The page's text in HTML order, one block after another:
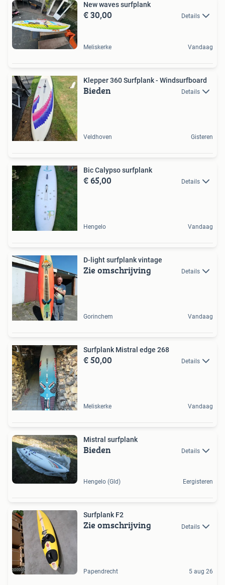
New waves surfplank
€ 30,00 Details
Meliskerke Vandaag
Klepper 360 Surfplank - Windsurfboard
Bieden Details
Veldhoven Gisteren
Bic Calypso surfplank
€ 65,00 Details
Hengelo Vandaag
D-light surfplank vintage
Zie omschrijving Details
Gorinchem Vandaag
Surfplank Mistral edge 268
€ 50,00 Details
Meliskerke Vandaag
Mistral surfplank
Bieden Details
Hengelo (Gld) Eergisteren
Surfplank F2
Zie omschrijving Details
Papendrecht 5 aug 26